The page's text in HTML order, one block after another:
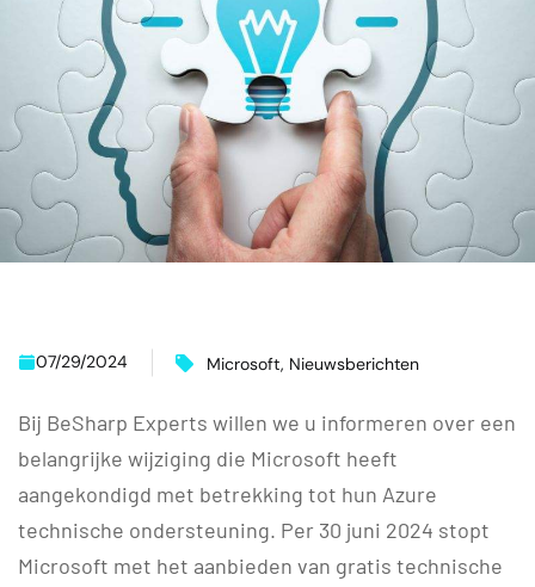
07/29/2024 Microsoft, Nieuwsberichten
Bij BeSharp Experts willen we u informeren over een
belangrijke wijziging die Microsoft heeft
aangekondigd met betrekking tot hun Azure
technische ondersteuning. Per 30 juni 2024 stopt
Microsoft met het aanbieden van gratis technische